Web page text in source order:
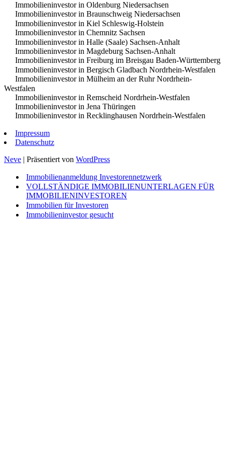
Immobilieninvestor in Oldenburg Niedersachsen
Immobilieninvestor in Braunschweig Niedersachsen
Immobilieninvestor in Kiel Schleswig-Holstein
Immobilieninvestor in Chemnitz Sachsen
Immobilieninvestor in Halle (Saale) Sachsen-Anhalt
Immobilieninvestor in Magdeburg Sachsen-Anhalt
Immobilieninvestor in Freiburg im Breisgau Baden-Württemberg
Immobilieninvestor in Bergisch Gladbach Nordrhein-Westfalen
Immobilieninvestor in Mülheim an der Ruhr Nordrhein-
Westfalen
Immobilieninvestor in Remscheid Nordrhein-Westfalen
Immobilieninvestor in Jena Thüringen
Immobilieninvestor in Recklinghausen Nordrhein-Westfalen
Impressum
Datenschutz
Neve | Präsentiert von WordPress
Immobilienanmeldung Investorennetzwerk
VOLLSTÄNDIGE IMMOBILIENUNTERLAGEN FÜR
IMMOBILIENINVESTOREN
Immobilien für Investoren
Immobilieninvestor gesucht